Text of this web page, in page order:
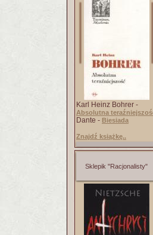
Karl Heinz Bohrer -
Absolutna
Dante - Biesiada
Znajdź książkę..
Sklepik "Racjonalisty"